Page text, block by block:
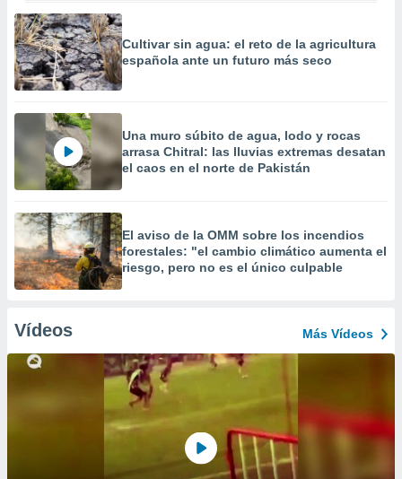
Cultivar sin agua: el reto de la agricultura
española ante un futuro más seco
Una muro súbito de agua, lodo y rocas
arrasa Chitral: las lluvias extremas desatan
el caos en el norte de Pakistán
El aviso de la OMM sobre los incendios
forestales: "el cambio climático aumenta el
riesgo, pero no es el único culpable
Vídeos Más Vídeos